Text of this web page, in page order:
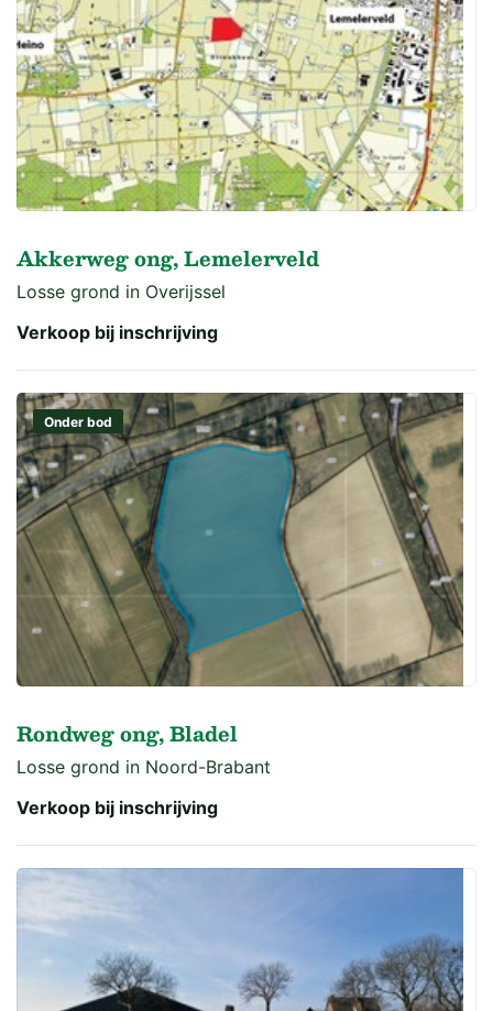
Akkerweg ong, Lemelerveld
Losse grond in Overijssel
Verkoop bij inschrijving
Onder bod
Rondweg ong, Bladel
Losse grond in Noord-Brabant
Verkoop bij inschrijving